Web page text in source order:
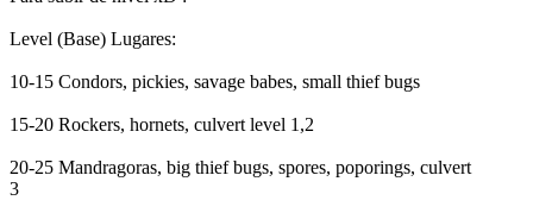
Level (Base) Lugares:
10-15 Condors, pickies, savage babes, small thief bugs
15-20 Rockers, hornets, culvert level 1,2
20-25 Mandragoras, big thief bugs, spores, poporings, culvert
3